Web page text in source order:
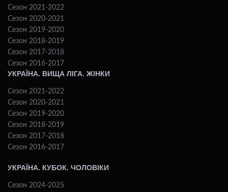
Сезон 2021-2022
Сезон 2020-2021
Сезон 2019-2020
Сезон 2018-2019
Сезон 2017-2018
Сезон 2016-2017
УКРАЇНА. ВИЩА ЛІГА. ЖІНКИ
Сезон 2021-2022
Сезон 2020-2021
Сезон 2019-2020
Сезон 2018-2019
Сезон 2017-2018
Сезон 2016-2017
УКРАЇНА. КУБОК. ЧОЛОВІКИ
Сезон 2024-2025